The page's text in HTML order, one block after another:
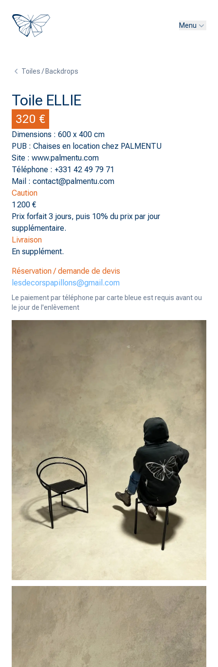
Menu
Toiles / Backdrops
Toile ELLIE
320 €
Dimensions : 600 x 400 cm
PUB : Chaises en location chez PALMENTU
Site : www.palmentu.com
Téléphone : +331 42 49 79 71
Mail : contact@palmentu.com
Caution
1 200 €
Prix forfait 3 jours, puis 10% du prix par jour
supplémentaire.
Livraison
En supplément.
Réservation / demande de devis
lesdecorspapillons@gmail.com
Le paiement par téléphone par carte bleue est requis avant ou
le jour de l'enlèvement